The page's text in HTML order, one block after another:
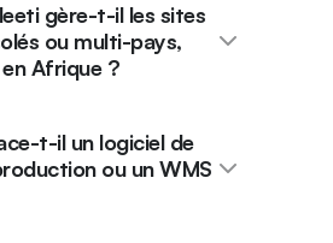
gère-t-il les sites
ou multi-pays,
Afrique ?
t-il un logiciel de
ou un WMS